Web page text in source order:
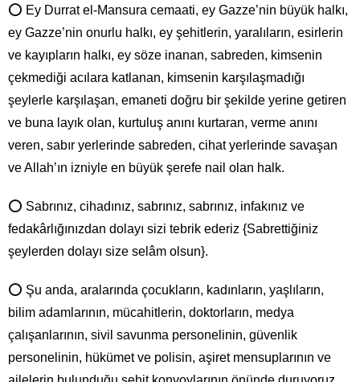
⭕ Ey Durrat el-Mansura cemaati, ey Gazze’nin büyük halkı,
ey Gazze’nin onurlu halkı, ey şehitlerin, yaralıların, esirlerin
ve kayıpların halkı, ey söze inanan, sabreden, kimsenin
çekmediği acılara katlanan, kimsenin karşılaşmadığı
şeylerle karşılaşan, emaneti doğru bir şekilde yerine getiren
ve buna layık olan, kurtuluş anını kurtaran, verme anını
veren, sabır yerlerinde sabreden, cihat yerlerinde savaşan
ve Allah’ın izniyle en büyük şerefe nail olan halk.
⭕ Sabrınız, cihadınız, sabrınız, sabrınız, infakınız ve
fedakârlığınızdan dolayı sizi tebrik ederiz {Sabrettiğiniz
şeylerden dolayı size selâm olsun}.
⭕ Şu anda, aralarında çocukların, kadınların, yaşlıların,
bilim adamlarının, mücahitlerin, doktorların, medya
çalışanlarının, sivil savunma personelinin, güvenlik
personelinin, hükümet ve polisin, aşiret mensuplarının ve